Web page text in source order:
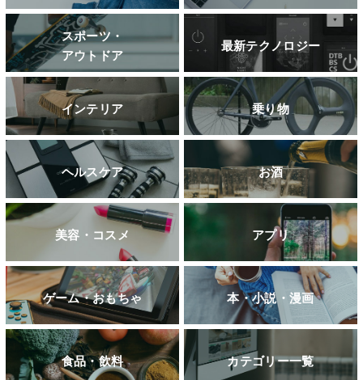
スポーツ・
アウトドア
最新テクノロジー
インテリア 乗り物
ヘルスケア お酒
美容・コスメ アプリ
ゲーム・おもちゃ 本・小説・漫画
食品・飲料 カテゴリー一覧